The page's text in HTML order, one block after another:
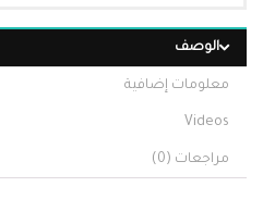
الوصف
معلومات إضافية
Videos
مراجعات (0)